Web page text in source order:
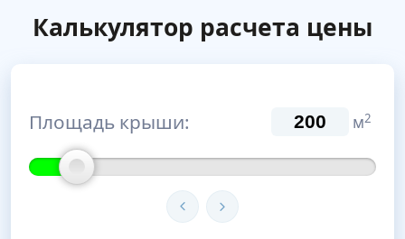
Калькулятор расчета цены
Площадь крыши: м2